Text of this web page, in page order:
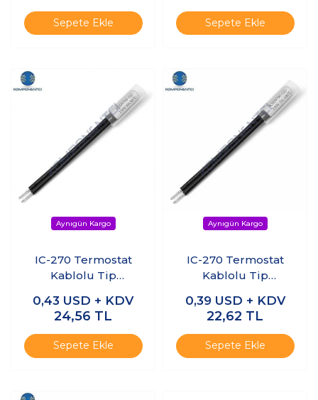
Sepete Ekle Sepete Ekle
IC-270 Termostat
Kablolu Tip
KSD9700 NC 10A 80C
0,43 USD + KDV
24,56 TL
Sepete Ekle
IC-270 Termostat
Kablolu Tip
KSD9700 NC 5A 100C
0,39 USD + KDV
22,62 TL
Sepete Ekle